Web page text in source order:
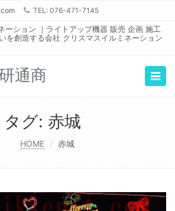
TEL: 076-471-7145
ーション ｜ライトアップ機器 販売 企画 施工
を創造する会社 クリスマスイルミネーション
通商
タグ: 赤城
HOME 赤城